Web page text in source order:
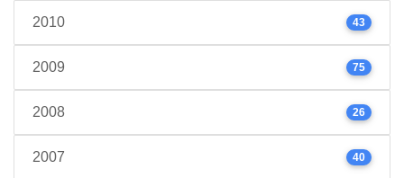
2010 43
2009 75
2008 26
2007 40